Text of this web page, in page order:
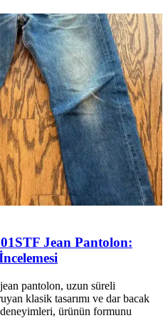
Jean Pantolon:
pantolon, uzun süreli
klasik tasarımı ve dar bacak
ürünün formunu